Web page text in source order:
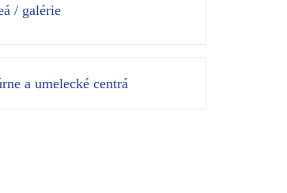
/ galérie
a umelecké centrá